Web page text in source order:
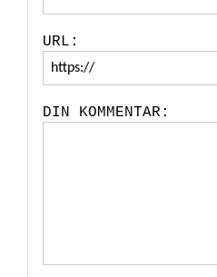
URL:
DIN KOMMENTAR: